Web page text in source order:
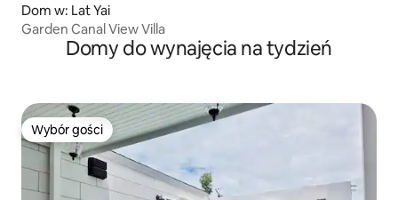
Dom w: Lat Yai
Garden Canal View Villa
Domy do wynajęcia na tydzień
Wybór gości
Wybór gości